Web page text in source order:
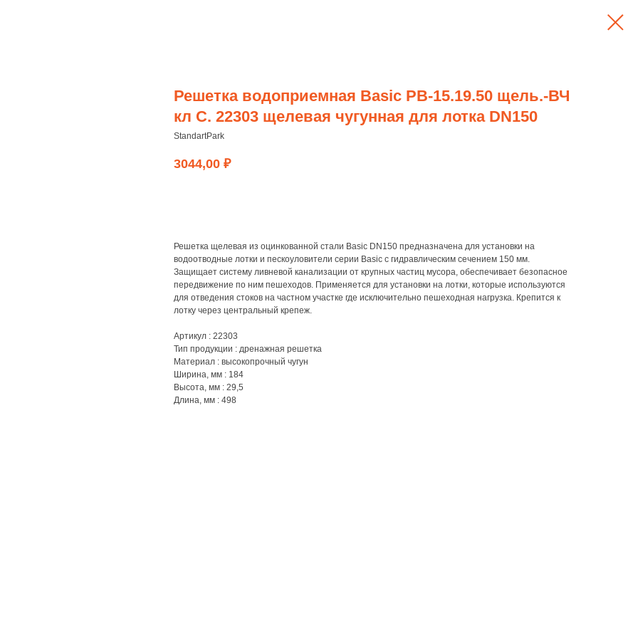
Решетка водоприемная Basic РВ-15.19.50 щель.-ВЧ
кл С. 22303 щелевая чугунная для лотка DN150
StandartPark
3044,00 ₽
Решетка щелевая из оцинкованной стали Basic DN150 предназначена для установки на
водоотводные лотки и пескоуловители серии Basic с гидравлическим сечением 150 мм.
Защищает систему ливневой канализации от крупных частиц мусора, обеспечивает безопасное
передвижение по ним пешеходов. Применяется для установки на лотки, которые используются
для отведения стоков на частном участке где исключительно пешеходная нагрузка. Крепится к
лотку через центральный крепеж.
Артикул : 22303
Тип продукции : дренажная решетка
Материал : высокопрочный чугун
Ширина, мм : 184
Высота, мм : 29,5
Длина, мм : 498